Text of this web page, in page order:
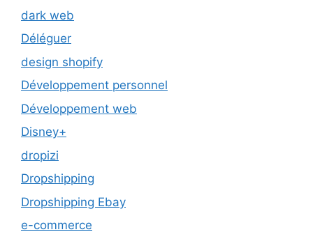
dark web
Déléguer
design shopify
Développement personnel
Développement web
Disney+
dropizi
Dropshipping
Dropshipping Ebay
e-commerce